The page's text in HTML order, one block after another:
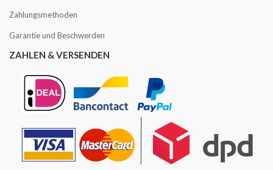
Zahlungsmethoden
Garantie und Beschwerden
ZAHLEN & VERSENDEN